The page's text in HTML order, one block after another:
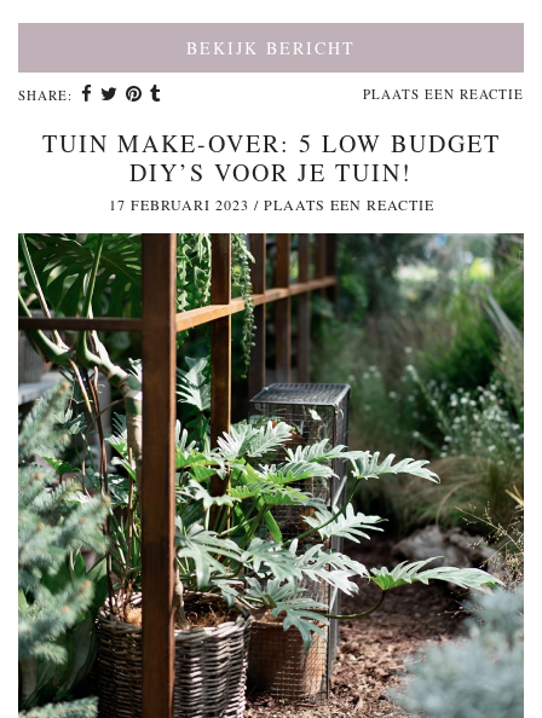
BEKIJK BERICHT
SHARE: PLAATS EEN REACTIE
TUIN MAKE-OVER: 5 LOW BUDGET
DIY’S VOOR JE TUIN!
17 FEBRUARI 2023 / PLAATS EEN REACTIE